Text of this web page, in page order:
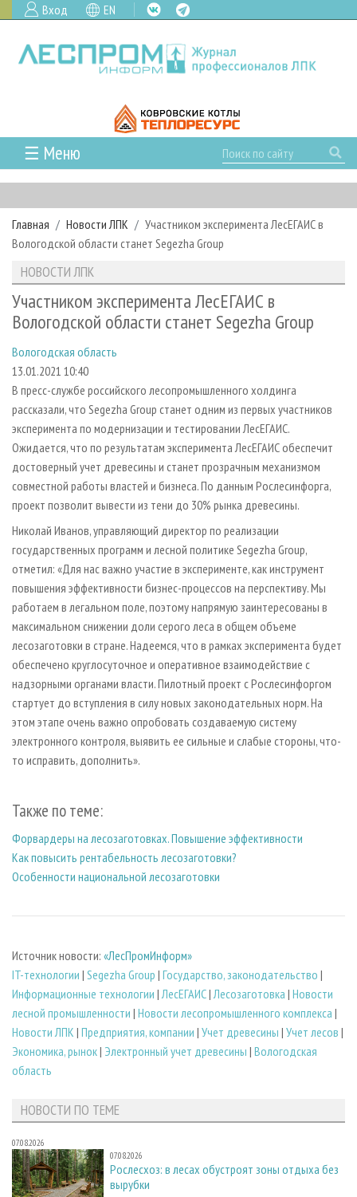
Вход EN
☰ Меню
ГЛАВНАЯ
РУБРИКИ И ТЕМЫ
РУБРИКИ ЖУРНАЛА
ЛЕСОЗАГОТОВКА
ЛЕСОПИЛЕНИЕ
СУШКА ДРЕВЕСИНЫ
ПРОИЗВОДСТВО ДРЕВЕСНЫХ ПЛИТ
ДЕРЕВЯННОЕ ДОМОСТРОЕНИЕ
ПРОИЗВОДСТВО МЕБЕЛИ
БИОЭНЕРГЕТИКА
ЦБП
ИНСТРУМЕНТ И МАТЕРИАЛЫ
НОВОСТИ
НОВОСТИ ЛПК
НОВОСТИ ЖУРНАЛА
ПРОЕКТЫ ЛПИ
АНАЛИТИКА
ПРЕДПРИЯТИЯ ЛПК
ПЕРСОНЫ
МОБИЛЬНЫЕ ВЫСТАВКИ
ОФИЦИАЛЬНЫЕ ДЕЛЕГАЦИИ
ПРИОРИТЕТНЫЕ ИНВЕСТПРОЕКТЫ
RUSSIAN FORESTRY REVIEW
ГАЗЕТА ЛЕСПРОМФОРУМ
БИБЛИОТЕКА СПЕЦИАЛИСТА
АРХИВ ЖУРНАЛОВ
О ЖУРНАЛЕ
ПОДПИСКА
КОНТАКТЫ
РЕКЛАМОДАТЕЛЯМ
РЕКЛАМА
РЕКЛАМА НА САЙТЕ
Главная Новости ЛПК
Участником эксперимента ЛесЕГАИС в
Вологодской области станет Segezha Group
НОВОСТИ ЛПК
Участником эксперимента ЛесЕГАИС в
Вологодской области станет Segezha Group
Вологодская область
13.01.2021 10:40
В пресс-службе российского лесопромышленного холдинга
рассказали, что Segezha Group станет одним из первых участников
эксперимента по модернизации и тестировании ЛесЕГАИС.
Ожидается, что по результатам эксперимента ЛесЕГАИС обеспечит
достоверный учет древесины и станет прозрачным механизмом
совместной работы властей и бизнеса. По данным Рослесинфорга,
проект позволит вывести из тени до 30% рынка древесины.
Николай Иванов, управляющий директор по реализации
государственных программ и лесной политике Segezha Group,
отметил: «Для нас важно участие в эксперименте, как инструмент
повышения эффективности бизнес-процессов на перспективу. Мы
работаем в легальном поле, поэтому напрямую заинтересованы в
максимальном снижении доли серого леса в общем объеме
лесозаготовки в стране. Надеемся, что в рамках эксперимента будет
обеспечено круглосуточное и оперативное взаимодействие с
надзорными органами власти. Пилотный проект с Рослесинфоргом
стартует до вступления в силу новых законодательных норм. На
этом этапе очень важно опробовать создаваемую систему
электронного контроля, выявить ее сильные и слабые стороны, что-
то исправить, дополнить».
Также по теме:
Форвардеры на лесозаготовках. Повышение эффективности
Как повысить рентабельность лесозаготовки?
Особенности национальной лесозаготовки
Источник новости: «ЛесПромИнформ»
IT-технологии | Segezha Group | Государство, законодательство |
Информационные технологии | ЛесЕГАИС| Лесозаготовка | Новости
лесной промышленности | Новости лесопромышленного комплекса |
Новости ЛПК | Предприятия, компании | Учет древесины | Учет лесов |
Экономика, рынок| Электронный учет древесины | Вологодская
область
НОВОСТИ ПО ТЕМЕ
07.08.2026
07.08.2026
Рослесхоз: в лесах обустроят зоны отдыха без
вырубки